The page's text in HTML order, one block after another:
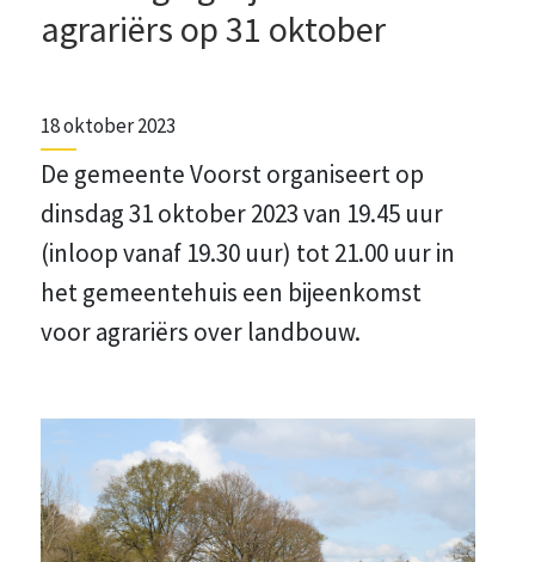
agrariërs op 31 oktober
18 oktober 2023
De gemeente Voorst organiseert op
dinsdag 31 oktober 2023 van 19.45 uur
(inloop vanaf 19.30 uur) tot 21.00 uur in
het gemeentehuis een bijeenkomst
voor agrariërs over landbouw.